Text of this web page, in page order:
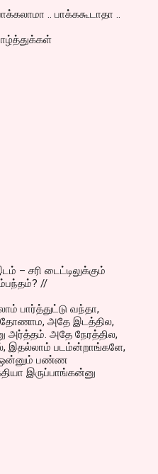
.. பாக்ககூடாதா ..
– சரி டைட்டிலுக்கும்
//
பார்த்துட்டு வந்தா,
அதே இடத்தில,
அர்த்தம். அதே நேரத்தில,
இதல்லாம் படம்ன்றாங்களே,
பண்ண
இருப்பாங்கன்னு